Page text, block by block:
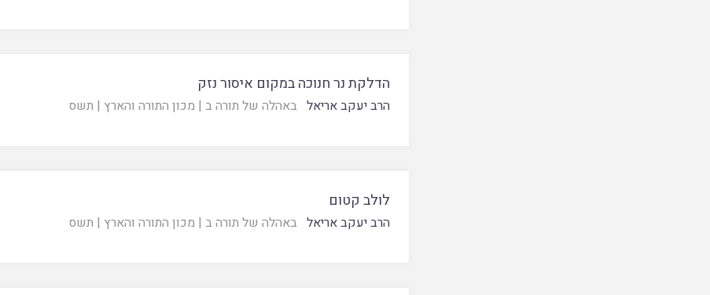
הדלקת נר חנוכה במקום איסור נזק
הרב יעקב אריאל באהלה של תורה ב | מכון התורה והארץ | תשס
לולב קטום
הרב יעקב אריאל באהלה של תורה ב | מכון התורה והארץ | תשס